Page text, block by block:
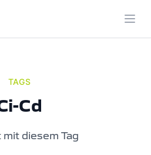
TAGS
Cd
diesem Tag